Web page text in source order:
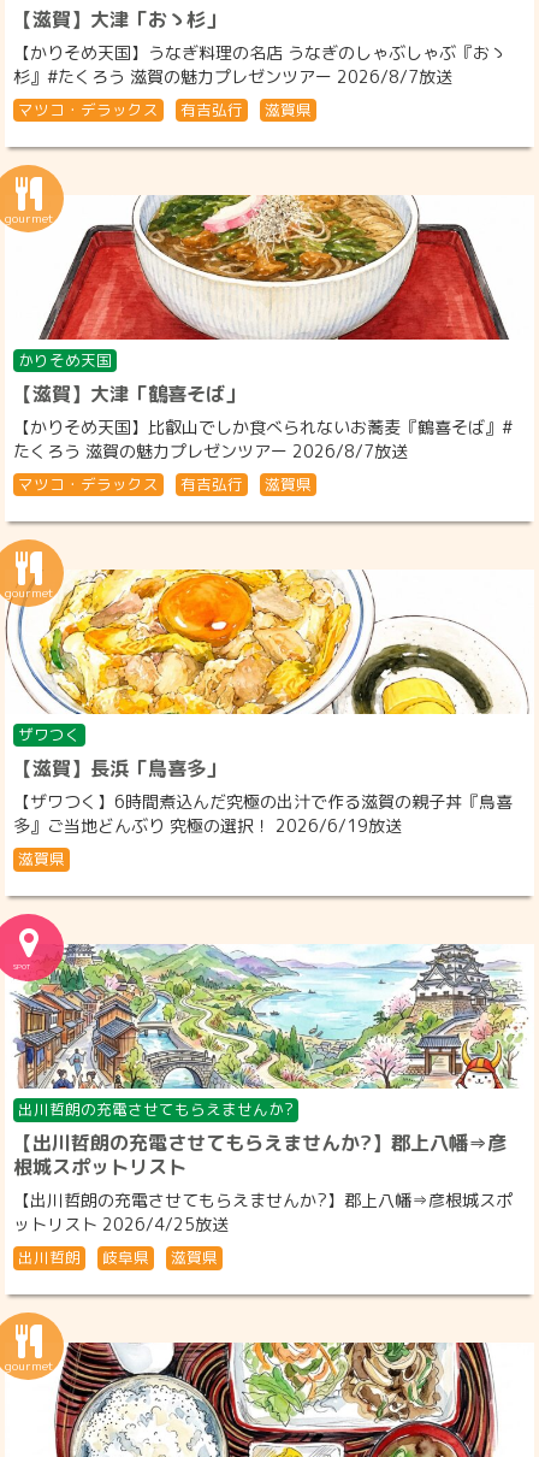
【滋賀】大津「おゝ杉」
【かりそめ天国】うなぎ料理の名店 うなぎのしゃぶしゃぶ『おゝ
杉』#たくろう 滋賀の魅力プレゼンツアー 2026/8/7放送
マツコ・デラックス 有吉弘行 滋賀県
かりそめ天国
【滋賀】大津「鶴喜そば」
【かりそめ天国】比叡山でしか食べられないお蕎麦『鶴喜そば』#
たくろう 滋賀の魅力プレゼンツアー 2026/8/7放送
マツコ・デラックス 有吉弘行 滋賀県
ザワつく
【滋賀】長浜「鳥喜多」
【ザワつく】6時間煮込んだ究極の出汁で作る滋賀の親子丼『鳥喜
多』ご当地どんぶり 究極の選択！ 2026/6/19放送
滋賀県
出川哲朗の充電させてもらえませんか?
【出川哲朗の充電させてもらえませんか?】郡上八幡⇒彦
根城スポットリスト
【出川哲朗の充電させてもらえませんか?】郡上八幡⇒彦根城スポ
ットリスト 2026/4/25放送
出川哲朗 岐阜県 滋賀県